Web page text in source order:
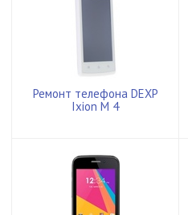
Ремонт телефона DEXP
Ixion M 4